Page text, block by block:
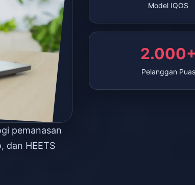
pemanasan
dan HEETS
Model IQOS
Pelanggan Puas